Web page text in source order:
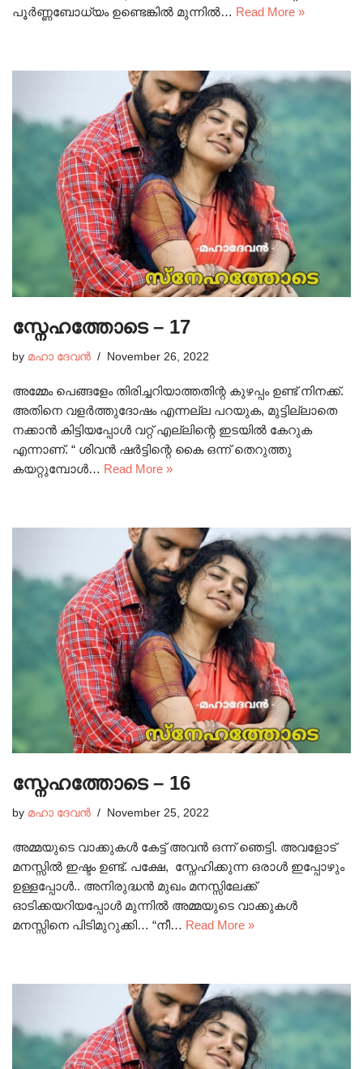
പൂർണ്ണബോധ്യം ഉണ്ടെങ്കിൽ മുന്നിൽ… Read More »
സ്നേഹത്തോടെ – 17
by മഹാ ദേവൻ November 26, 2022
അമ്മേം പെങ്ങളേം തിരിച്ചറിയാത്തതിന്റ കുഴപ്പം ഉണ്ട് നിനക്ക്.
അതിനെ വളർത്തുദോഷം എന്നല്ല പറയുക, മുട്ടില്ലാതെ
നക്കാൻ കിട്ടിയപ്പോൾ വറ്റ് എല്ലിന്റെ ഇടയിൽ കേറുക
എന്നാണ്. “ ശിവൻ ഷർട്ടിന്റെ കൈ ഒന്ന് തെറുത്തു
കയറ്റുമ്പോൾ… Read More »
സ്നേഹത്തോടെ – 16
by മഹാ ദേവൻ November 25, 2022
അമ്മയുടെ വാക്കുകൾ കേട്ട് അവൻ ഒന്ന് ഞെട്ടി. അവളോട്
മനസ്സിൽ ഇഷ്ടം ഉണ്ട്. പക്ഷേ, സ്നേഹിക്കുന്ന ഒരാൾ ഇപ്പോഴും
ഉള്ളപ്പോൾ.. അനിരുദ്ധൻ മുഖം മനസ്സിലേക്ക്
ഓടിക്കയറിയപ്പോൾ മുന്നിൽ അമ്മയുടെ വാക്കുകൾ
മനസ്സിനെ പിടിമുറുക്കി… “നീ… Read More »